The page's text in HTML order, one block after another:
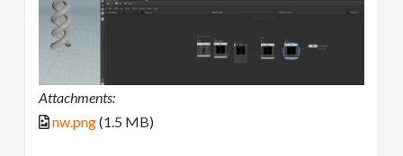
Attachments:
nw.png(1.5 MB)